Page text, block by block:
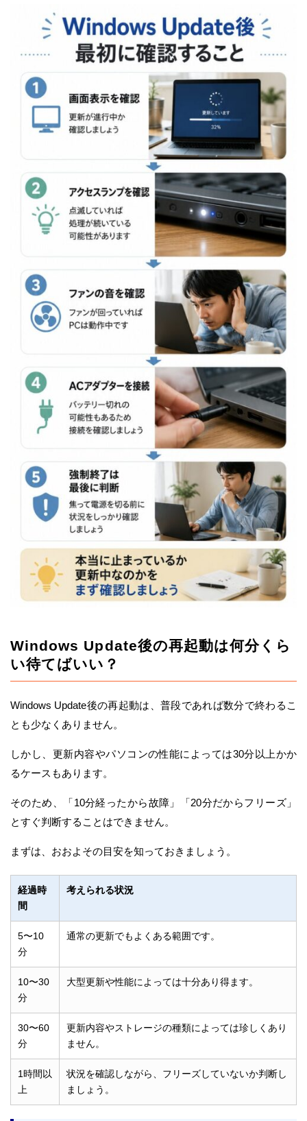
Windows Update後の再起動は何分くら
い待てばいい？
Windows Update後の再起動は、普段であれば数分で終わるこ
とも少なくありません。
しかし、更新内容やパソコンの性能によっては30分以上かか
るケースもあります。
そのため、「10分経ったから故障」「20分だからフリーズ」
とすぐ判断することはできません。
まずは、おおよその目安を知っておきましょう。
経過時
間
考えられる状況
5〜10
分
通常の更新でもよくある範囲です。
10〜30
分
大型更新や性能によっては十分あり得ます。
30〜60
分
更新内容やストレージの種類によっては珍しくあり
ません。
1時間以
上
状況を確認しながら、フリーズしていないか判断し
ましょう。